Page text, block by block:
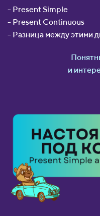
- Present Simple
- Present Continuous
- Разница между этими
и